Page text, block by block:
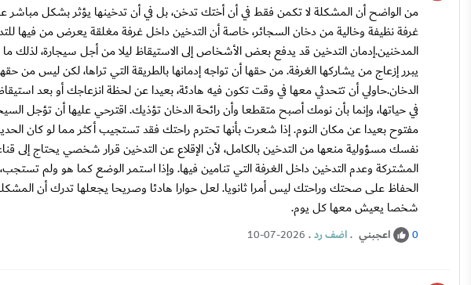
من الواضح أن المشكلة لا تكمن فقط في أن أختك تدخن، بل في أن تدخينها يؤثر بشكل
غرفة نظيفة وخالية من دخان السجائر، خاصة أن التدخين داخل غرفة مغلقة يعرض من فيها
المدخنين.إدمان التدخين قد يدفع بعض الأشخاص إلى الاستيقاظ ليلا من أجل سيجارة، لذلك
يبرر إزعاج من يشاركها الغرفة. من حقها أن تواجه إدمانها بالطريقة التي تراها، لكن ليس من
الدخان.حاولي أن تتحدثي معها في وقت تكون فيه هادئة، بعيدا عن لحظة انزعاجك أو بعد
في حياتها، وإنما بأن نومك أصبح متقطعا وأن رائحة الدخان تؤذيك. اقترحي عليها أن تؤجل
مفتوح بعيدا عن مكان النوم. إذا شعرت بأنها تحترم راحتك فقد تستجيب أكثر مما لو كان
نفسك مسؤولية منعها من التدخين بالكامل، لأن الإقلاع عن التدخين قرار شخصي يحتاج إلى
المشتركة وعدم التدخين داخل الغرفة التي تنامين فيها. وإذا استمر الوضع كما هو ولم
الحفاظ على صحتك وراحتك ليس أمرا ثانويا. لعل حوارا هادئا وصريحا يجعلها تدرك أن
شخصا يعيش معها كل يوم.
0 اعجبني .اضف رد.
10-07-2026